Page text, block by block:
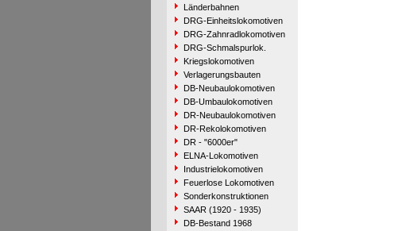
Länderbahnen
DRG-Einheitslokomotiven
DRG-Zahnradlokomotiven
DRG-Schmalspurlok.
Kriegslokomotiven
Verlagerungsbauten
DB-Neubaulokomotiven
DB-Umbaulokomotiven
DR-Neubaulokomotiven
DR-Rekolokomotiven
DR - "6000er"
ELNA-Lokomotiven
Industrielokomotiven
Feuerlose Lokomotiven
Sonderkonstruktionen
SAAR (1920 - 1935)
DB-Bestand 1968